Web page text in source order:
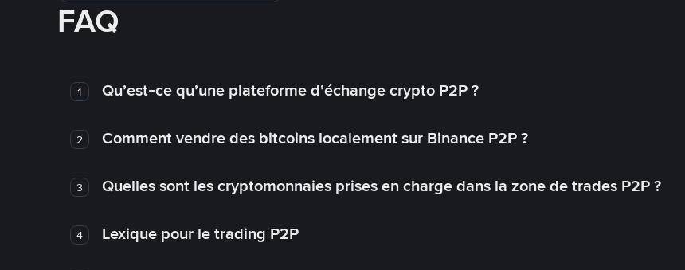
FAQ
1 Qu’est-ce qu’une plateforme d’échange crypto P2P ?
2 Comment vendre des bitcoins localement sur Binance P2P ?
3 Quelles sont les cryptomonnaies prises en charge dans la zone de trades P2P ?
4 Lexique pour le trading P2P